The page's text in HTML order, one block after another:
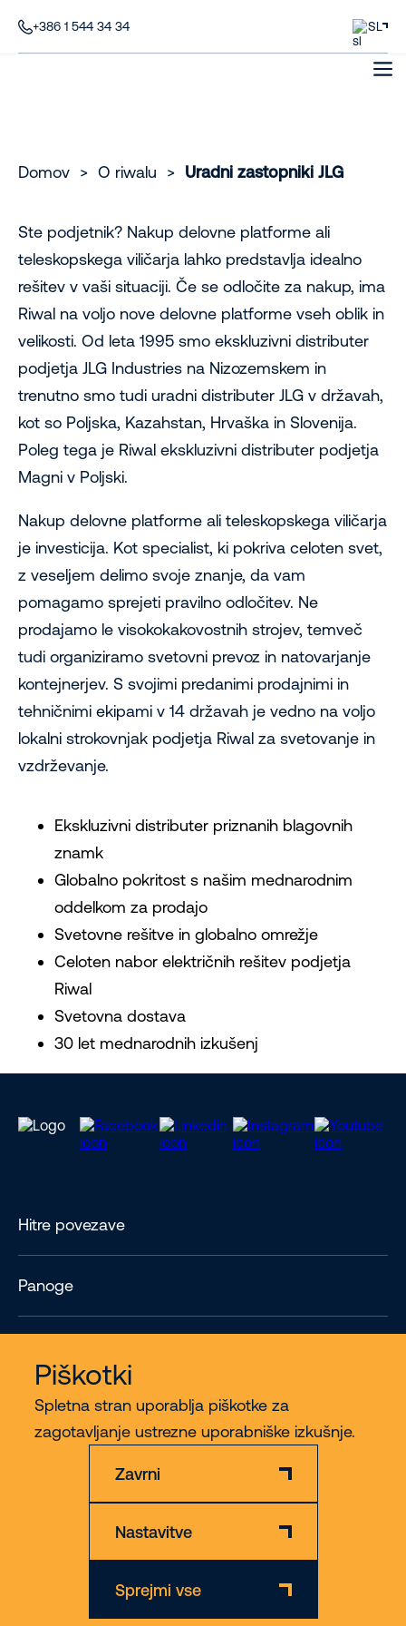
Piškotki
Spletna stran uporablja piškotke za
zagotavljanje ustrezne uporabniške izkušnje.
Zavrni
Nastavitve
Sprejmi vse
+386 1 544 34 34 SL
Domov > O riwalu > Uradni zastopniki JLG
Ste podjetnik? Nakup delovne platforme ali
teleskopskega viličarja lahko predstavlja idealno
rešitev v vaši situaciji. Če se odločite za nakup, ima
Riwal na voljo nove delovne platforme vseh oblik in
velikosti. Od leta 1995 smo ekskluzivni distributer
podjetja JLG Industries na Nizozemskem in
trenutno smo tudi uradni distributer JLG v državah,
kot so Poljska, Kazahstan, Hrvaška in Slovenija.
Poleg tega je Riwal ekskluzivni distributer podjetja
Magni v Poljski.
Nakup delovne platforme ali teleskopskega viličarja
je investicija. Kot specialist, ki pokriva celoten svet,
z veseljem delimo svoje znanje, da vam
pomagamo sprejeti pravilno odločitev. Ne
prodajamo le visokokakovostnih strojev, temveč
tudi organiziramo svetovni prevoz in natovarjanje
kontejnerjev. S svojimi predanimi prodajnimi in
tehničnimi ekipami v 14 državah je vedno na voljo
lokalni strokovnjak podjetja Riwal za svetovanje in
vzdrževanje.
Ekskluzivni distributer priznanih blagovnih
znamk
Globalno pokritost s našim mednarodnim
oddelkom za prodajo
Svetovne rešitve in globalno omrežje
Celoten nabor električnih rešitev podjetja
Riwal
Svetovna dostava
30 let mednarodnih izkušenj
Hitre povezave
Panoge
Več
Izključitev odgovornostiPolitika varstva in piškotkov
© 2026 Riwal - All rights reserved